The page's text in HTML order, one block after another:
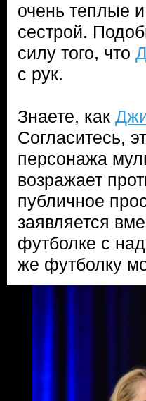
очень теплые
сестрой.
силу того, что
с рук.
Знаете, как
Согласитесь,
персонажа
возражает
публичное
заявляется
футболке с
же футболку